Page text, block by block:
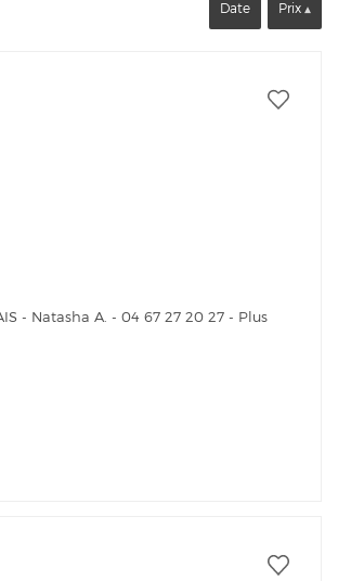
Date Prix
- Natasha A. - 04 67 27 20 27 - Plus